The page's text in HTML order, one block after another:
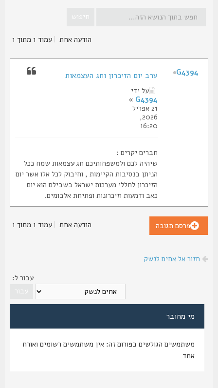
הודעה אחת |עמוד1מתוך1
ערב יום הזיכרון וחג העצמאות
על ידי
G4394
»
21 אפריל
2026,
16:20
חברים יקרים :
שיהיה לכם ולמשפחותיכם חג עצמאות שמח ככל
הניתן בנסיבות הקיימות , וחיבוק לכל אלו אשר יום
הזיכרון לחללי מערכות ישראל בשבילם הוא יום
כאב ודמעות וזיכרונות ופתיחת אלבומים.
G4394
פרסם תגובה הודעה אחת |עמוד1מתוך1
חזור אל אחים לנשק
עבור ל:
מי מחובר
משתמשים הגולשים בפורום זה: אין משתמשים רשומים ואורח